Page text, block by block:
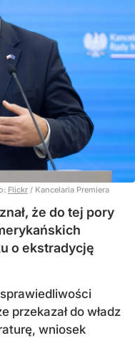
Flickr / Kancelaria Premiera
że do tej pory
o ekstradycję
przekazał do władz
wniosek